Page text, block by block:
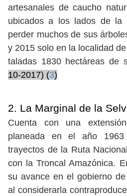
artesanales de caucho
ubicados a los lados de la
perder muchos de sus
y 2015 solo en la localidad
taladas 1830 hectáreas de
10-2017) (3)
2. La Marginal de la
Cuenta con una
planeada en el año
trayectos de la Ruta
con la Troncal Amazónica.
su avance en el gobierno
al considerarla